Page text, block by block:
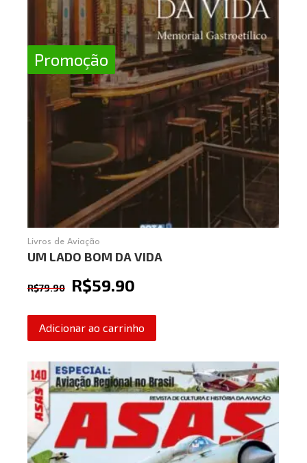
Promoção
Livros de Aviação
UM LADO BOM DA VIDA
R$79.90 R$59.90
Adicionar ao carrinho